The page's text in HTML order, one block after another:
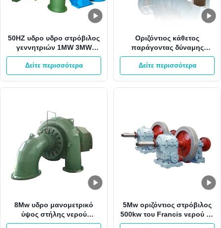
50HZ υδρο υδρο στρόβιλος
γεννητριών 1MW 3MW
Pelton Francis δύναμης
Δείτε περισσότερα
Οριζόντιος κάθετος
παράγοντας δύναμης
γεννητριών 2000kw 0,8
υδροηλεκτρικής ενέργειας
Δείτε περισσότερα
8Mw υδρο μανομετρικό
ύψος στήλης νερού
στροβίλων 800kw του
5Mw οριζόντιος στρόβιλος
500kw του Francis νερού με
το δρομέα ανοξείδωτου